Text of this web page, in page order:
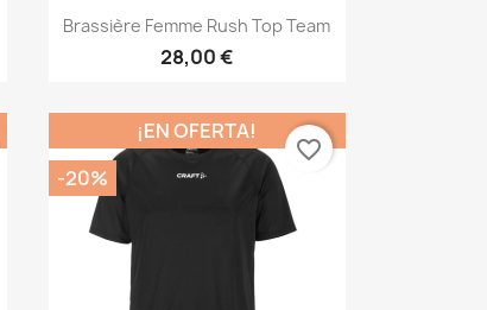
Vista rápida
Brassière Femme Rush Top Team
28,00 €
¡EN OFERTA!
-20%
favorite_border